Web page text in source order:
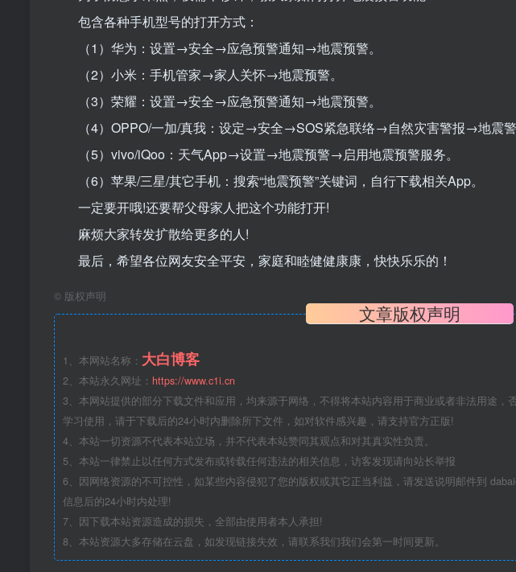
包含各种手机型号的打开方式：
（1）华为：设置→安全→应急预警通知→地震预警。
（2）小米：手机管家→家人关怀→地震预警。
（3）荣耀：设置→安全→应急预警通知→地震预警。
（4）OPPO/一加/真我：设定→安全→SOS紧急联络→自然灾害警报→地震
（5）vivo/iQoo：天气App→设置→地震预警→启用地震预警服务。
（6）苹果/三星/其它手机：搜索“地震预警”关键词，自行下载相关App。
一定要开哦!还要帮父母家人把这个功能打开!
麻烦大家转发扩散给更多的人!
最后，希望各位网友安全平安，家庭和睦健健康康，快快乐乐的！
© 版权声明
文章版权声明
1、本网站名称： 大白博客
2、本站永久网址： https://www.c1i.cn
3、本网站提供的部分下载文件和应用，均来源于网络，不得将本站内容用于商业或者非法用途，
学习使用，请于下载后的24小时内删除所下文件，如对软件感兴趣，请支持官方正版!
4、本站一切资源不代表本站立场，并不代表本站赞同其观点和对其真实性负责。
5、本站一律禁止以任何方式发布或转载任何违法的相关信息，访客发现请向站长举报
6、因网络资源的不可控性，如某些内容侵犯了您的版权或其它正当利益，请发送说明邮件到
信息后的24小时内处理!
7、因下载本站资源造成的损失，全部由使用者本人承担!
8、本站资源大多存储在云盘，如发现链接失效，请联系我们我们会第一时间更新。